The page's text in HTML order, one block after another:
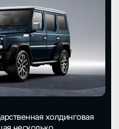
холдинговая